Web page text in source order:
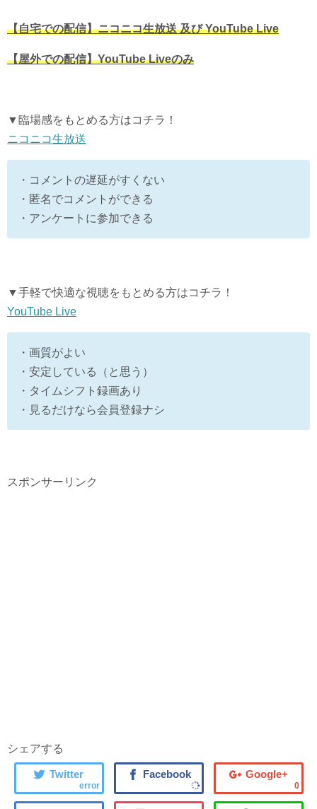
【自宅での配信】ニコニコ生放送 及び YouTube Live
【屋外での配信】YouTube Liveのみ
▼臨場感をもとめる方はコチラ！
ニコニコ生放送
・コメントの遅延がすくない
・匿名でコメントができる
・アンケートに参加できる
▼手軽で快適な視聴をもとめる方はコチラ！
YouTube Live
・画質がよい
・安定している（と思う）
・タイムシフト録画あり
・見るだけなら会員登録ナシ
スポンサーリンク
シェアする
error 0